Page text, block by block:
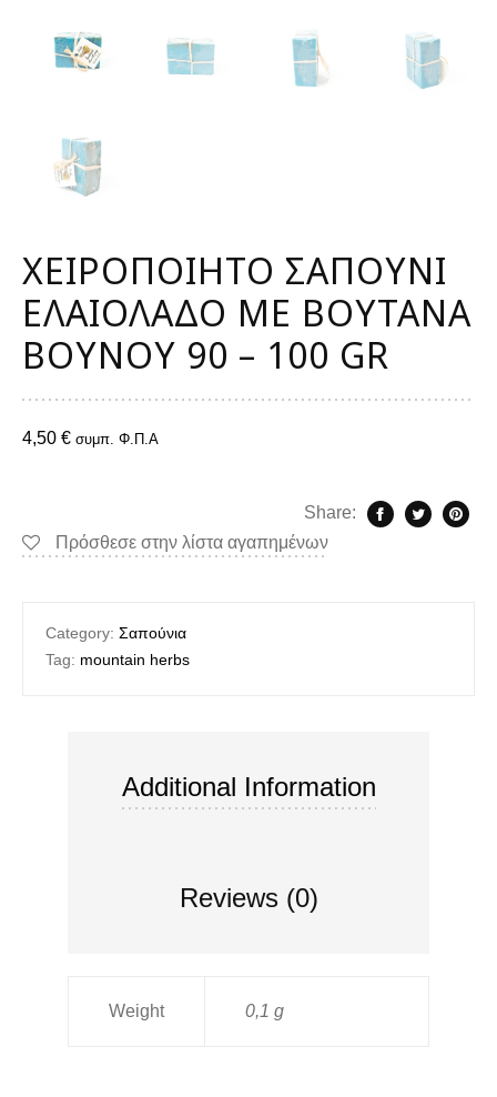
ΧΕΙΡΟΠΟΙΗΤΟ ΣΑΠΟΥΝΙ
ΕΛΑΙΟΛΑΔΟ ΜΕ ΒΟΥΤΑΝΑ
ΒΟΥΝΟΥ 90 – 100 GR
4,50 € συμπ. Φ.Π.Α
Share:
Πρόσθεσε στην λίστα αγαπημένων
Category: Σαπούνια
Tag: mountain herbs
Additional Information
Reviews (0)
Weight 0,1 g